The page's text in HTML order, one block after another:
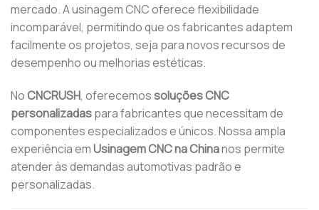
mercado. A usinagem CNC oferece flexibilidade
incomparável, permitindo que os fabricantes adaptem
facilmente os projetos, seja para novos recursos de
desempenho ou melhorias estéticas.
NoCNCRUSH, oferecemossoluções CNC
personalizadaspara fabricantes que necessitam de
componentes especializados e únicos. Nossa ampla
experiência emUsinagem CNC na Chinanos permite
atender às demandas automotivas padrão e
personalizadas.